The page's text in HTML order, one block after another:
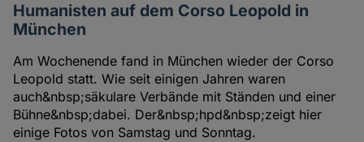
Humanisten auf dem Corso Leopold in
München
Am Wochenende fand in München wieder der Corso
Leopold statt. Wie seit einigen Jahren waren
auch&nbsp;säkulare Verbände mit Ständen und einer
Bühne&nbsp;dabei. Der&nbsp;hpd&nbsp;zeigt hier
einige Fotos von Samstag und Sonntag.